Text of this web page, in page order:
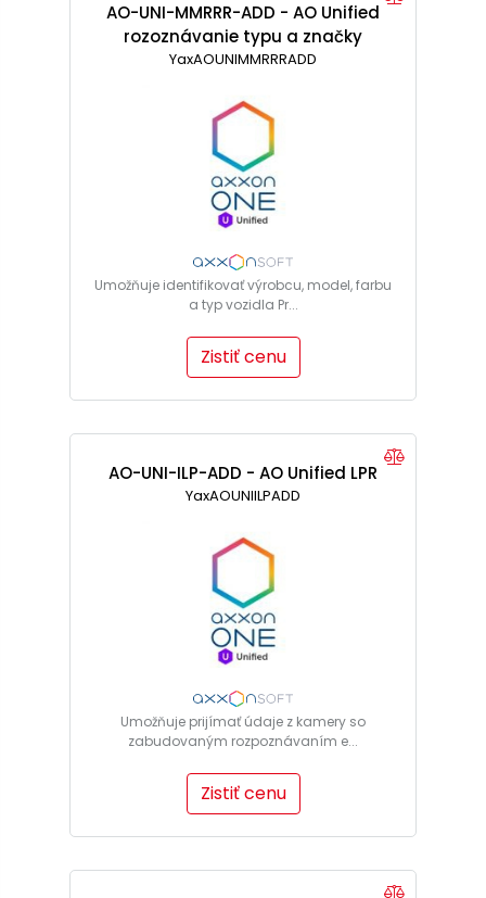
AO-UNI-MMRRR-ADD - AO Unified
rozoznávanie typu a značky
auta
YaxAOUNIMMRRRADD
Umožňuje identifikovať výrobcu, model, farbu
a typ vozidla Pr...
Zistiť cenu
AO-UNI-ILP-ADD - AO Unified LPR
YaxAOUNIILPADD
Umožňuje prijímať údaje z kamery so
zabudovaným rozpoznávaním e...
Zistiť cenu